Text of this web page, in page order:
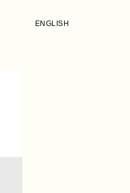
ENGLISH